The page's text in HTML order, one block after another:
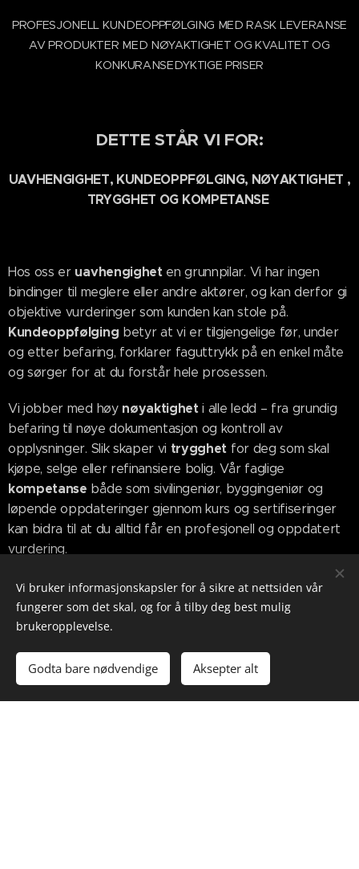
PROFESJONELL KUNDEOPPFØLGING MED RASK LEVERANSE
AV PRODUKTER MED NØYAKTIGHET OG KVALITET OG
KONKURANSEDYKTIGE PRISER
DETTE STÅR VI FOR:
UAVHENGIGHET, KUNDEOPPFØLGING, NØYAKTIGHET ,
TRYGGHET OG KOMPETANSE
Hos oss er uavhengighet en grunnpilar. Vi har ingen
bindinger til meglere eller andre aktører, og kan derfor gi
objektive vurderinger som kunden kan stole på.
Kundeoppfølging betyr at vi er tilgjengelige før, under
og etter befaring, forklarer faguttrykk på en enkel måte
og sørger for at du forstår hele prosessen.
Vi jobber med høy nøyaktighet i alle ledd – fra grundig
befaring til nøye dokumentasjon og kontroll av
opplysninger. Slik skaper vi trygghet for deg som skal
kjøpe, selge eller refinansiere bolig. Vår faglige
kompetanse både som sivilingeniør, byggingeniør og
løpende oppdateringer gjennom kurs og sertifiseringer
kan bidra til at du alltid får en profesjonell og oppdatert
vurdering.
Vi bruker informasjonskapsler for å sikre at nettsiden vår
fungerer som det skal, og for å tilby deg best mulig
brukeropplevelse.
Godta bare nødvendige Aksepter alt